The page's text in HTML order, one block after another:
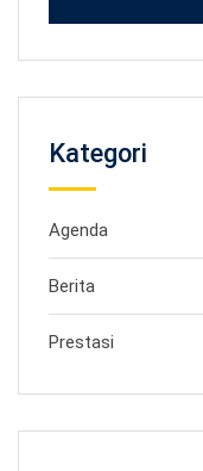
Kategori
Agenda
Berita
Prestasi